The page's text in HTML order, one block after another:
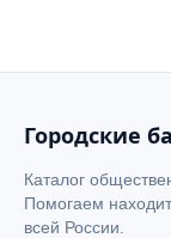
Городские
Каталог
Помогаем
всей России.